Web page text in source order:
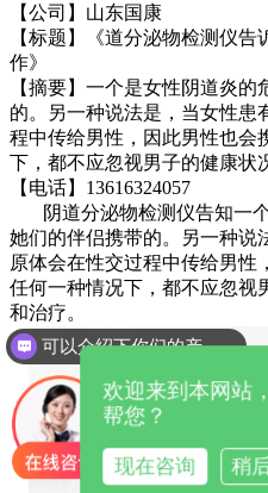
【公司】山东国康
【标题】《道分泌物检测仪
作》
【摘要】一个是女性阴道炎
的。另一种说法是，当女性患
程中传给男性，因此男性也会
下，都不应忽视男子的健康状
【电话】13616324057
阴道分泌物检测仪告知一
她们的伴侣携带的。另一种说
原体会在性交过程中传给男性
任何一种情况下，都不应忽视
和治疗。
可以介绍下你们的产品么
欢迎来到本网站
帮您？
现在咨询 稍